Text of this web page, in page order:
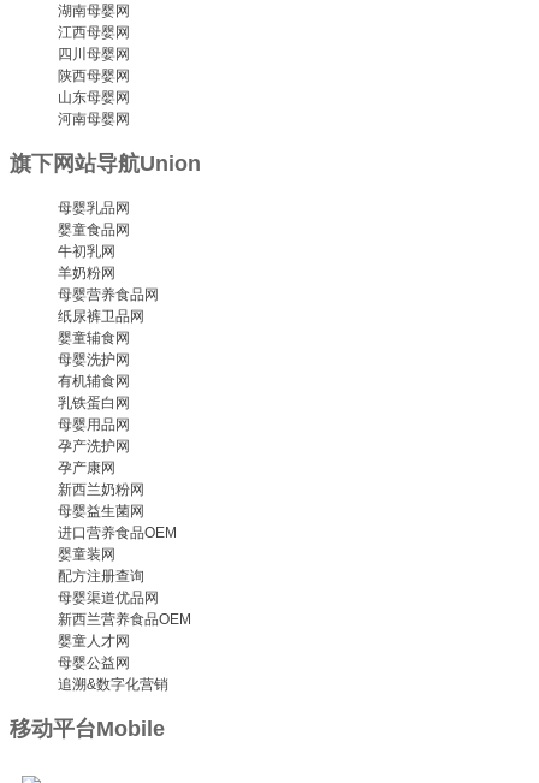
湖南母婴网
江西母婴网
四川母婴网
陕西母婴网
山东母婴网
河南母婴网
旗下网站导航Union
母婴乳品网
婴童食品网
牛初乳网
羊奶粉网
母婴营养食品网
纸尿裤卫品网
婴童辅食网
母婴洗护网
有机辅食网
乳铁蛋白网
母婴用品网
孕产洗护网
孕产康网
新西兰奶粉网
母婴益生菌网
进口营养食品OEM
婴童装网
配方注册查询
母婴渠道优品网
新西兰营养食品OEM
婴童人才网
母婴公益网
追溯&数字化营销
移动平台Mobile